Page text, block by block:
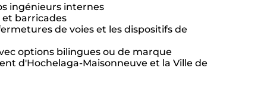
ingénieurs internes
et barricades
de voies et les dispositifs de
options bilingues ou de marque
d'Hochelaga-Maisonneuve et la Ville de